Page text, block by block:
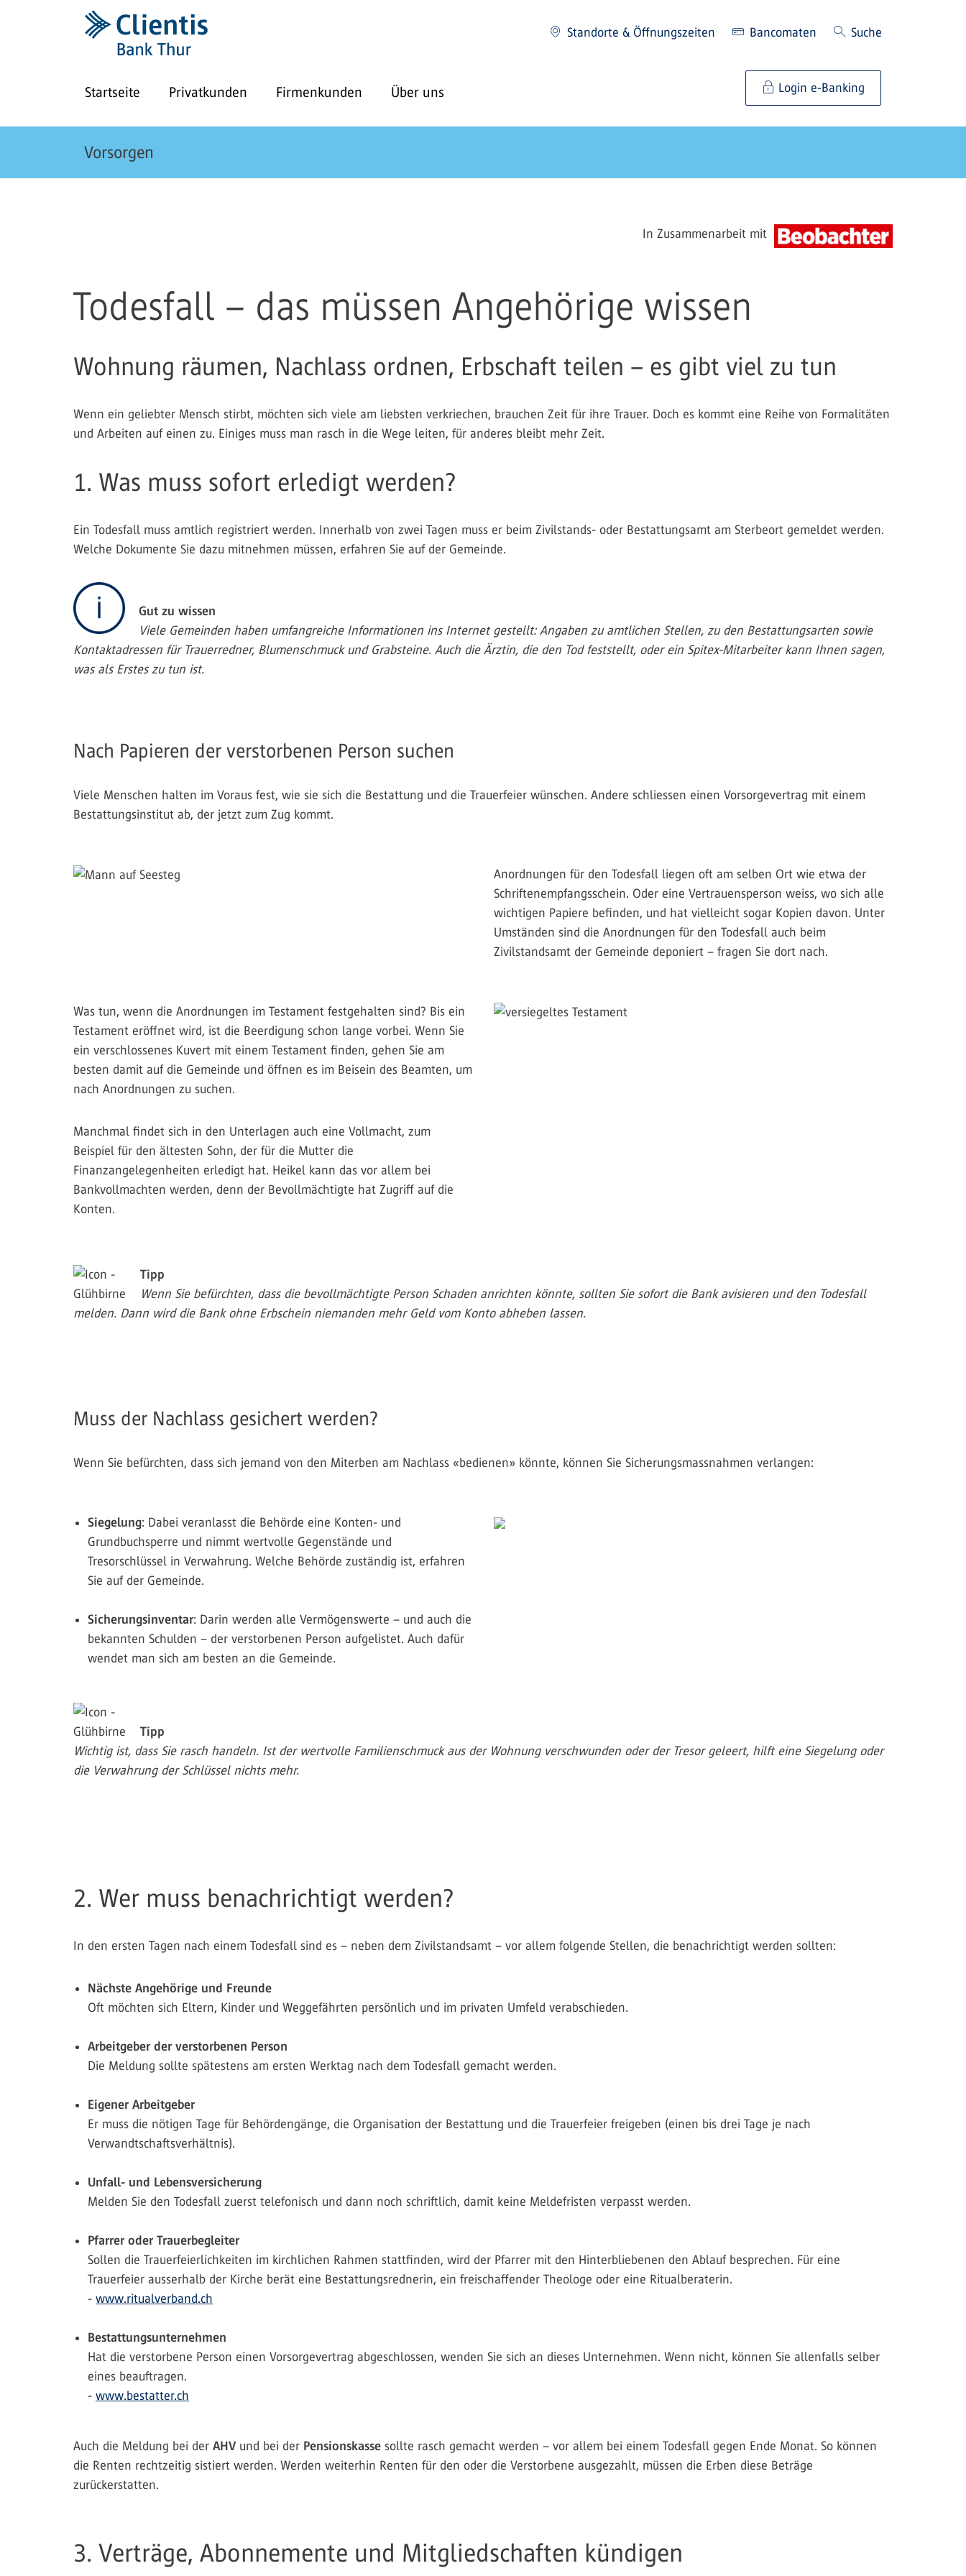
Standorte & Öffnungszeiten Bancomaten Suche
Startseite Privatkunden Firmenkunden Über uns Login e-Banking
Vorsorgen
In Zusammenarbeit mit
Todesfall – das müssen Angehörige wissen
Wohnung räumen, Nachlass ordnen, Erbschaft teilen – es gibt viel zu tun
Wenn ein geliebter Mensch stirbt, möchten sich viele am liebsten verkriechen, brauchen Zeit für ihre Trauer. Doch es kommt eine Reihe von Formalitäten
und Arbeiten auf einen zu. Einiges muss man rasch in die Wege leiten, für anderes bleibt mehr Zeit.
1. Was muss sofort erledigt werden?
Ein Todesfall muss amtlich registriert werden. Innerhalb von zwei Tagen muss er beim Zivilstands- oder Bestattungsamt am Sterbeort gemeldet werden.
Welche Dokumente Sie dazu mitnehmen müssen, erfahren Sie auf der Gemeinde.
Gut zu wissen
Viele Gemeinden haben umfangreiche Informationen ins Internet gestellt: Angaben zu amtlichen Stellen, zu den Bestattungsarten sowie
Kontaktadressen für Trauerredner, Blumenschmuck und Grabsteine. Auch die Ärztin, die den Tod feststellt, oder ein Spitex-Mitarbeiter kann Ihnen sagen,
was als Erstes zu tun ist.
Nach Papieren der verstorbenen Person suchen
Viele Menschen halten im Voraus fest, wie sie sich die Bestattung und die Trauerfeier wünschen. Andere schliessen einen Vorsorgevertrag mit einem
Bestattungsinstitut ab, der jetzt zum Zug kommt.
Anordnungen für den Todesfall liegen oft am selben Ort wie etwa der
Schriftenempfangsschein. Oder eine Vertrauensperson weiss, wo sich alle
wichtigen Papiere befinden, und hat vielleicht sogar Kopien davon. Unter
Umständen sind die Anordnungen für den Todesfall auch beim
Zivilstandsamt der Gemeinde deponiert – fragen Sie dort nach.
Was tun, wenn die Anordnungen im Testament festgehalten sind? Bis ein
Testament eröffnet wird, ist die Beerdigung schon lange vorbei. Wenn Sie
ein verschlossenes Kuvert mit einem Testament finden, gehen Sie am
besten damit auf die Gemeinde und öffnen es im Beisein des Beamten, um
nach Anordnungen zu suchen.
Manchmal findet sich in den Unterlagen auch eine Vollmacht, zum
Beispiel für den ältesten Sohn, der für die Mutter die
Finanzangelegenheiten erledigt hat. Heikel kann das vor allem bei
Bankvollmachten werden, denn der Bevollmächtigte hat Zugriff auf die
Konten.
Tipp
Wenn Sie befürchten, dass die bevollmächtigte Person Schaden anrichten könnte, sollten Sie sofort die Bank avisieren und den Todesfall
melden. Dann wird die Bank ohne Erbschein niemanden mehr Geld vom Konto abheben lassen.
Muss der Nachlass gesichert werden?
Wenn Sie befürchten, dass sich jemand von den Miterben am Nachlass «bedienen» könnte, können Sie Sicherungsmassnahmen verlangen:
Siegelung: Dabei veranlasst die Behörde eine Konten- und
Grundbuchsperre und nimmt wertvolle Gegenstände und
Tresorschlüssel in Verwahrung. Welche Behörde zuständig ist, erfahren
Sie auf der Gemeinde.
Sicherungsinventar: Darin werden alle Vermögenswerte – und auch die
bekannten Schulden – der verstorbenen Person aufgelistet. Auch dafür
wendet man sich am besten an die Gemeinde.
Tipp
Wichtig ist, dass Sie rasch handeln. Ist der wertvolle Familienschmuck aus der Wohnung verschwunden oder der Tresor geleert, hilft eine Siegelung oder
die Verwahrung der Schlüssel nichts mehr.
2. Wer muss benachrichtigt werden?
In den ersten Tagen nach einem Todesfall sind es – neben dem Zivilstandsamt – vor allem folgende Stellen, die benachrichtigt werden sollten:
Nächste Angehörige und Freunde
Oft möchten sich Eltern, Kinder und Weggefährten persönlich und im privaten Umfeld verabschieden.
Arbeitgeber der verstorbenen Person
Die Meldung sollte spätestens am ersten Werktag nach dem Todesfall gemacht werden.
Eigener Arbeitgeber
Er muss die nötigen Tage für Behördengänge, die Organisation der Bestattung und die Trauerfeier freigeben (einen bis drei Tage je nach
Verwandtschaftsverhältnis).
Unfall- und Lebensversicherung
Melden Sie den Todesfall zuerst telefonisch und dann noch schriftlich, damit keine Meldefristen verpasst werden.
Pfarrer oder Trauerbegleiter
Sollen die Trauerfeierlichkeiten im kirchlichen Rahmen stattfinden, wird der Pfarrer mit den Hinterbliebenen den Ablauf besprechen. Für eine
Trauerfeier ausserhalb der Kirche berät eine Bestattungsrednerin, ein freischaffender Theologe oder eine Ritualberaterin.
- www.ritualverband.ch
Bestattungsunternehmen
Hat die verstorbene Person einen Vorsorgevertrag abgeschlossen, wenden Sie sich an dieses Unternehmen. Wenn nicht, können Sie allenfalls selber
eines beauftragen.
- www.bestatter.ch
Auch die Meldung bei der AHV und bei der Pensionskasse sollte rasch gemacht werden – vor allem bei einem Todesfall gegen Ende Monat. So können
die Renten rechtzeitig sistiert werden. Werden weiterhin Renten für den oder die Verstorbene ausgezahlt, müssen die Erben diese Beträge
zurückerstatten.
3. Verträge, Abonnemente und Mitgliedschaften kündigen